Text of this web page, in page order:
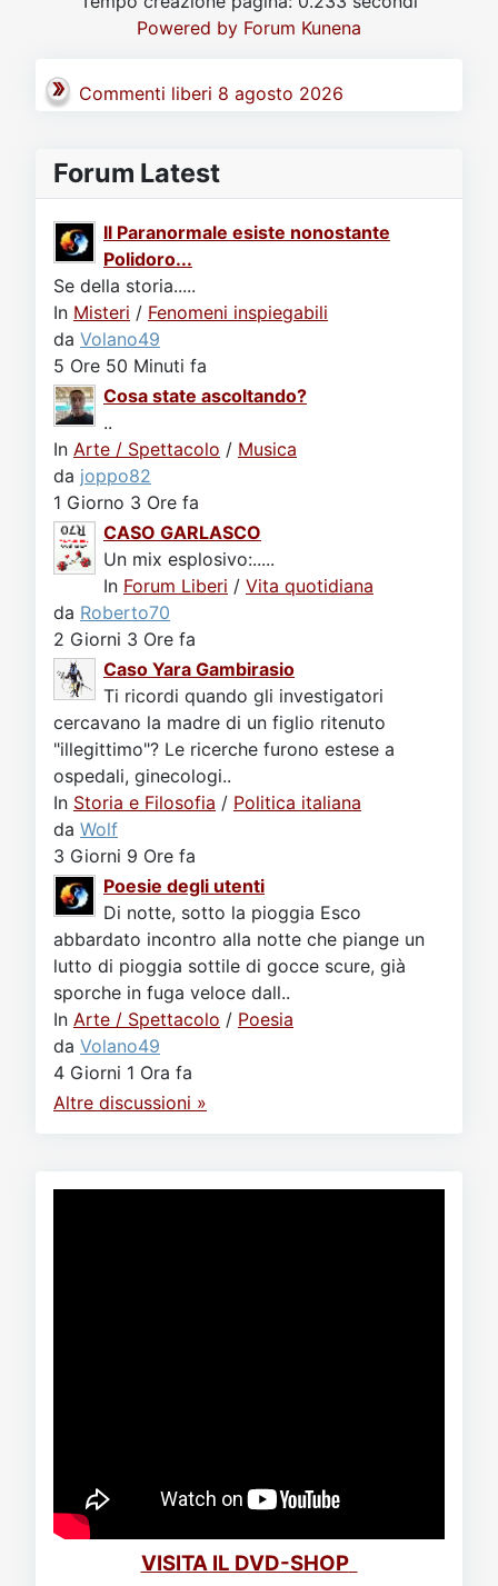
Powered by Forum Kunena
Commenti liberi 8 agosto 2026
Forum Latest
Il Paranormale esiste nonostante
Polidoro...
Se della storia.....
In Misteri / Fenomeni inspiegabili
da Volano49
5 Ore 50 Minuti fa
Cosa state ascoltando?
..
In Arte / Spettacolo / Musica
da joppo82
1 Giorno 3 Ore fa
CASO GARLASCO
Un mix esplosivo:.....
In Forum Liberi / Vita quotidiana
da Roberto70
2 Giorni 3 Ore fa
Caso Yara Gambirasio
Ti ricordi quando gli investigatori
cercavano la madre di un figlio ritenuto
"illegittimo"? Le ricerche furono estese a
ospedali, ginecologi..
In Storia e Filosofia / Politica italiana
da Wolf
3 Giorni 9 Ore fa
Poesie degli utenti
Di notte, sotto la pioggia Esco
abbardato incontro alla notte che piange un
lutto di pioggia sottile di gocce scure, già
sporche in fuga veloce dall..
In Arte / Spettacolo / Poesia
da Volano49
4 Giorni 1 Ora fa
Altre discussioni »
VISITA IL DVD-SHOP